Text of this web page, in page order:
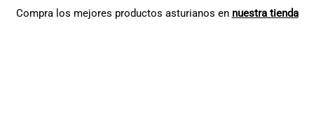
Compra los mejores productos asturianos en nuestra tienda